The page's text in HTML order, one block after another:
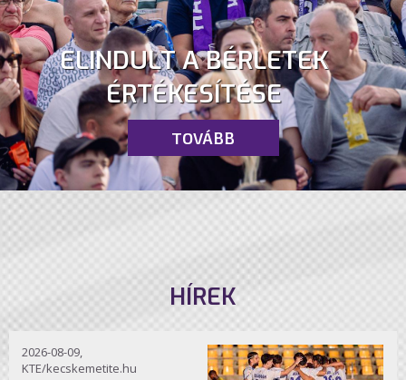
ELINDULT A BÉRLETEK
ÉRTÉKESÍTÉSE
TOVÁBB
HÍREK
2026-08-09,
KTE/kecskemetite.hu